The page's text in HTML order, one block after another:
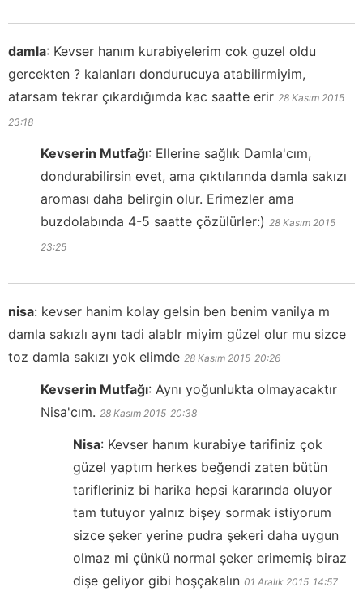
damla: Kevser hanım kurabiyelerim cok guzel oldu
gercekten ? kalanları dondurucuya atabilirmiyim,
atarsam tekrar çıkardığımda kac saatte erir 28 Kasım 2015
23:18
Kevserin Mutfağı: Ellerine sağlık Damla'cım,
dondurabilirsin evet, ama çıktılarında damla sakızı
aroması daha belirgin olur. Erimezler ama
buzdolabında 4-5 saatte çözülürler:) 28 Kasım 2015
23:25
nisa: kevser hanim kolay gelsin ben benim vanilya m
damla sakızlı aynı tadi alablr miyim güzel olur mu sizce
toz damla sakızı yok elimde 28 Kasım 2015 20:26
Kevserin Mutfağı: Aynı yoğunlukta olmayacaktır
Nisa'cım. 28 Kasım 2015 20:38
Nisa: Kevser hanım kurabiye tarifiniz çok
güzel yaptım herkes beğendi zaten bütün
tarifleriniz bi harika hepsi kararında oluyor
tam tutuyor yalnız bişey sormak istiyorum
sizce şeker yerine pudra şekeri daha uygun
olmaz mi çünkü normal şeker erimemiş biraz
dişe geliyor gibi hoşçakalın 01 Aralık 2015 14:57